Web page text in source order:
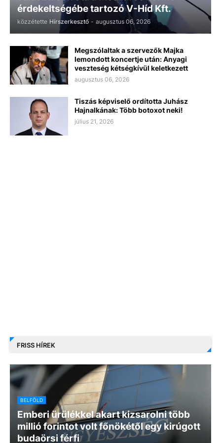
érdekeltségébe tartozó V-Híd Kft.
közzétette Hírszerkesztő - augusztus 06, 2026
Megszólaltak a szervezők Majka
lemondott koncertje után: Anyagi
veszteség kétségkívül keletkezett
augusztus 06, 2026
Tiszás képviselő ordította Juhász
Hajnalkának: Több botoxot neki!
július 21, 2026
FRISS HÍREK
BELFÖLD
Emberi ürülékkel akart kizsarolni több
millió forintot volt főnökétől egy kirúgott
budaörsi férfi